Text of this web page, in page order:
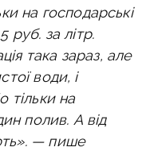
на господарські
руб. за літр.
така зараз, але
води, і
тільки на
полив. А від
— пише